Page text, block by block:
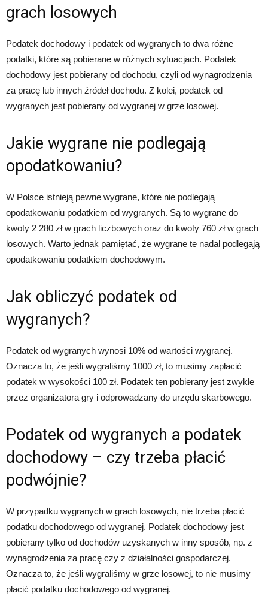
grach losowych
Podatek dochodowy i podatek od wygranych to dwa różne
podatki, które są pobierane w różnych sytuacjach. Podatek
dochodowy jest pobierany od dochodu, czyli od wynagrodzenia
za pracę lub innych źródeł dochodu. Z kolei, podatek od
wygranych jest pobierany od wygranej w grze losowej.
Jakie wygrane nie podlegają
opodatkowaniu?
W Polsce istnieją pewne wygrane, które nie podlegają
opodatkowaniu podatkiem od wygranych. Są to wygrane do
kwoty 2 280 zł w grach liczbowych oraz do kwoty 760 zł w grach
losowych. Warto jednak pamiętać, że wygrane te nadal podlegają
opodatkowaniu podatkiem dochodowym.
Jak obliczyć podatek od
wygranych?
Podatek od wygranych wynosi 10% od wartości wygranej.
Oznacza to, że jeśli wygraliśmy 1000 zł, to musimy zapłacić
podatek w wysokości 100 zł. Podatek ten pobierany jest zwykle
przez organizatora gry i odprowadzany do urzędu skarbowego.
Podatek od wygranych a podatek
dochodowy – czy trzeba płacić
podwójnie?
W przypadku wygranych w grach losowych, nie trzeba płacić
podatku dochodowego od wygranej. Podatek dochodowy jest
pobierany tylko od dochodów uzyskanych w inny sposób, np. z
wynagrodzenia za pracę czy z działalności gospodarczej.
Oznacza to, że jeśli wygraliśmy w grze losowej, to nie musimy
płacić podatku dochodowego od wygranej.